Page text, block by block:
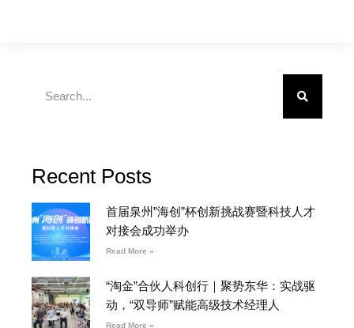
Recent Posts
首届泉州”海创”杯创新挑战赛暨科技人才
对接会成功举办
Read More »
“淘金”合伙人科创行｜聚势东华：实战驱
动，“双导师”赋能高级技术经理人
Read More »